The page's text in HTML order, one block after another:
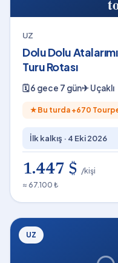
UZ
Dolu Dolu
Turu Rotası
🗓6 gece 7 gün✈Uçaklı
★ Bu turda +670
İlk kalkış · 4 Eki 2026
1.447 $ /kişi
≈ 67.100 ₺
UZ